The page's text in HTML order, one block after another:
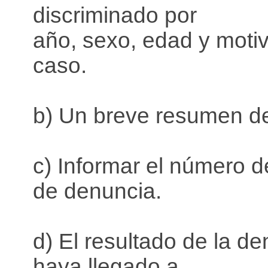
discriminado por
año, sexo, edad y
caso.
b) Un breve resumen
c) Informar el número
de denuncia.
d) El resultado de la